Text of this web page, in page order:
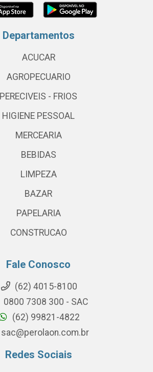
Departamentos
ACUCAR
AGROPECUARIO
PERECIVEIS - FRIOS
HIGIENE PESSOAL
MERCEARIA
BEBIDAS
LIMPEZA
BAZAR
PAPELARIA
CONSTRUCAO
Fale Conosco
(62) 4015-8100
0800 7308 300 - SAC
(62) 99821-4822
sac@perolaon.com.br
Redes Sociais